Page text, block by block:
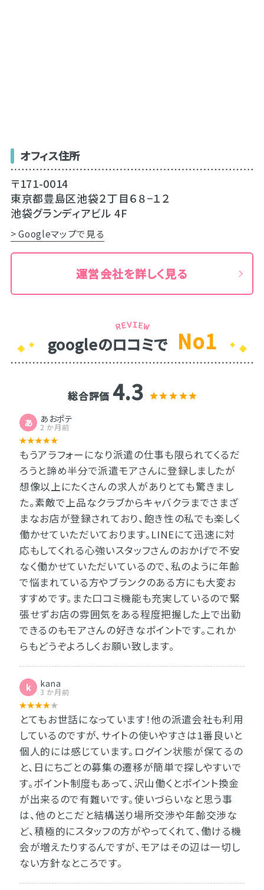
オフィス住所
〒171-0014
東京都豊島区池袋２丁目６８−１２
池袋グランディアビル 4F
> Googleマップで見る
運営会社を詳しく見る
googleのロコミで No1
総合評価 4.3
あ あおポテ
2 か月前
もうアラフォーになり派遣の仕事も限られてくるだ
ろうと諦め半分で派遣モアさんに登録しましたが
想像以上にたくさんの求人がありとても驚きまし
た。素敵で上品なクラブからキャバクラまでさまざ
まなお店が登録されており、飽き性の私でも楽しく
働かせていただいております。LINEにて迅速に対
応もしてくれる心強いスタッフさんのおかげで不安
なく働かせていただいているので、私のように年齢
で悩まれている方やブランクのある方にも大変お
すすめです。また口コミ機能も充実しているので緊
張せずお店の雰囲気をある程度把握した上で出勤
できるのもモアさんの好きなポイントです。これか
らもどうぞよろしくお願い致します。
k kana
3 か月前
とてもお世話になっています！他の派遣会社も利用
しているのですが、サイトの使いやすさは1番良いと
個人的には感じています。ログイン状態が保てるの
と、日にちごとの募集の遷移が簡単で探しやすいで
す。ポイント制度もあって、沢山働くとポイント換金
が出来るので有難いです。使いづらいなと思う事
は、他のとこだと結構送り場所交渉や年齢交渉な
ど、積極的にスタッフの方がやってくれて、働ける機
会が増えたりするんですが、モアはその辺は一切し
ない方針なところです。